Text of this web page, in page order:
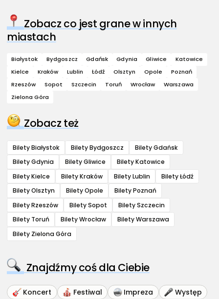
Zobacz co jest grane w innych
miastach
Białystok Bydgoszcz Gdańsk Gdynia Gliwice
Katowice
Kielce
Kraków Lublin Łódź Olsztyn Opole
Poznań
Rzeszów
Sopot Szczecin Toruń Wrocław
Warszawa
Zielona Góra
Zobacz też
Bilety Białystok Bilety Bydgoszcz
Bilety Gdańsk
Bilety Gdynia
Bilety Gliwice
Bilety Katowice
Bilety Kielce
Bilety Kraków Bilety Lublin
Bilety Łódź
Bilety Olsztyn
Bilety Opole
Bilety Poznań
Bilety Rzeszów
Bilety Sopot
Bilety Szczecin
Bilety Toruń
Bilety Wrocław
Bilety Warszawa
Bilety Zielona Góra
Znajdźmy coś dla Ciebie
Koncert Festiwal Impreza
Występ